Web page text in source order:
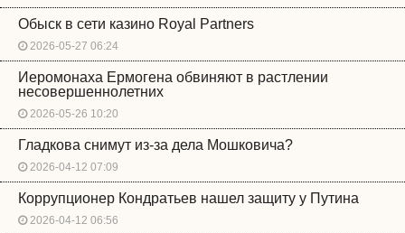
Обыск в сети казино Royal Partners
2026-05-27 06:24
Иеромонаха Ермогена обвиняют в растлении
несовершеннолетних
2026-05-26 10:20
Гладкова снимут из-за дела Мошковича?
2026-04-12 07:09
Коррупционер Кондратьев нашел защиту у Путина
2026-04-12 06:56